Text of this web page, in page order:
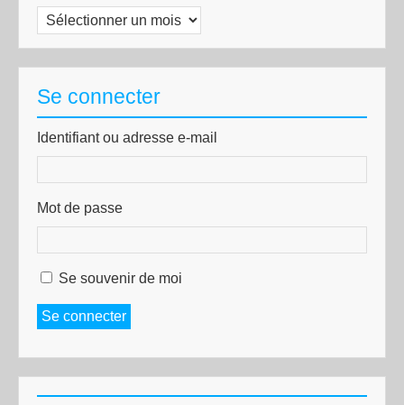
Archives
Se connecter
Identifiant ou adresse e-mail
Mot de passe
Se souvenir de moi
Se connecter